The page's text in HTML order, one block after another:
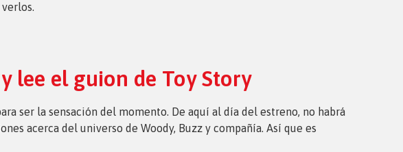
lee el guion de Toy Story
ser la sensación del momento. De aquí al día del estreno, no habrá
acerca del universo de Woody, Buzz y compañía. Así que es